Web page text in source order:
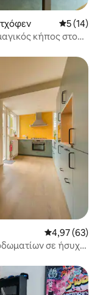
Μέση
5 (14)
κήπος στο
Μέση
4,97 (63)
σε ήσυχη